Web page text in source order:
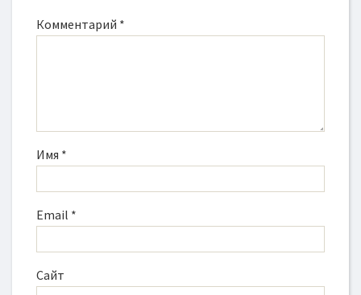
Комментарий *
Имя *
Email *
Сайт